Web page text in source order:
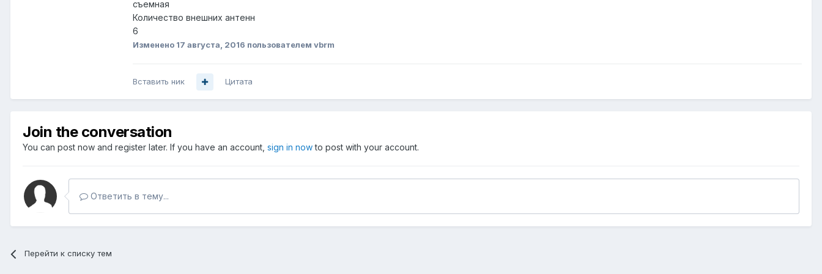
съемная
Количество внешних антенн
6
Изменено 17 августа, 2016 пользователем vbrm
Вставить ник Цитата
Join the conversation
You can post now and register later. If you have an account, sign in nowto post with your account.
Ответить в тему...
Перейти к списку тем